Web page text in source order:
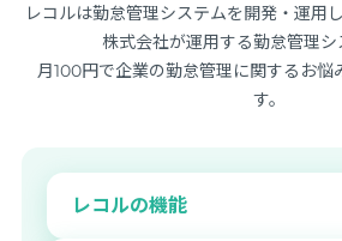
レコルは勤怠管理システムを開発・運用
株式会社が運用する勤怠管理シ
月100円で企業の勤怠管理に関するお悩
す。
レコルの機能